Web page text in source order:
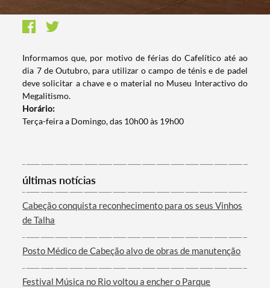
Informamos que, por motivo de férias do Cafelítico até ao
dia 7 de Outubro, para utilizar o campo de ténis e de padel
deve solicitar a chave e o material no Museu Interactivo do
Megalitismo.
Horário:
Terça-feira a Domingo, das 10h00 às 19h00
últimas notícias
Cabeção conquista reconhecimento para os seus Vinhos
de Talha
Posto Médico de Cabeção alvo de obras de manutenção
Festival Música no Rio voltou a encher o Parque